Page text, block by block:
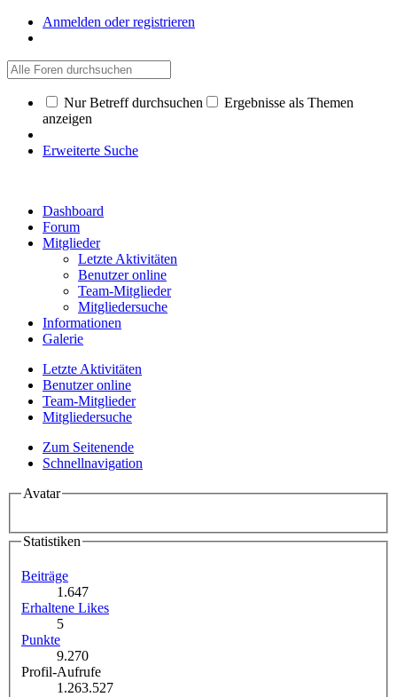
Anmelden oder registrieren
Nur Betreff durchsuchen
Ergebnisse als Themen
anzeigen
Erweiterte Suche
Dashboard
Forum
Mitglieder
Letzte Aktivitäten
Benutzer online
Team-Mitglieder
Mitgliedersuche
Informationen
Galerie
Letzte Aktivitäten
Benutzer online
Team-Mitglieder
Mitgliedersuche
Zum Seitenende
Schnellnavigation
Avatar
Statistiken
Beiträge
1.647
Erhaltene Likes
5
Punkte
9.270
Profil-Aufrufe
1.263.527